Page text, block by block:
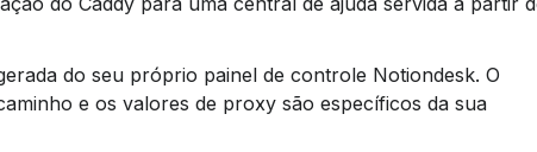
e os valores de proxy são específicos da sua